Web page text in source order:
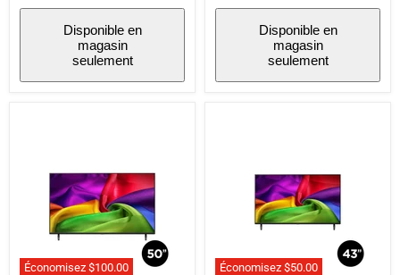
Disponible en
magasin
seulement
Disponible en
magasin
seulement
Économisez $100.00 Économisez $50.00